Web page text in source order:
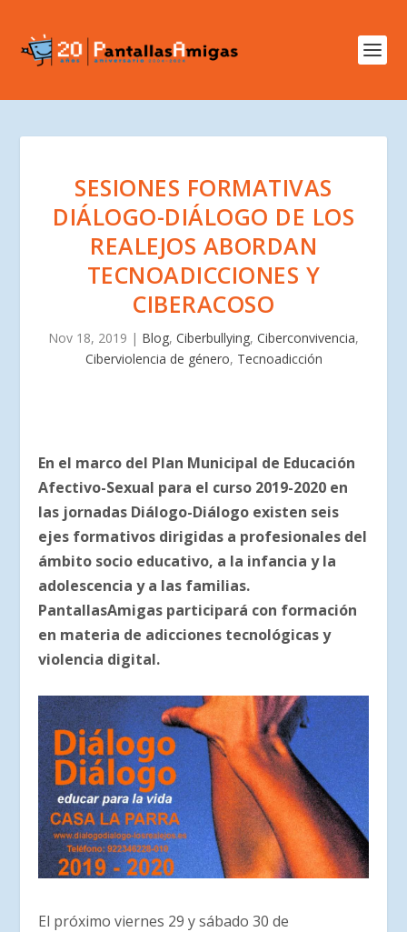
SESIONES FORMATIVAS
DIÁLOGO-DIÁLOGO DE LOS
REALEJOS ABORDAN
TECNOADICCIONES Y
CIBERACOSO
Nov 18, 2019 | Blog, Ciberbullying, Ciberconvivencia,
Ciberviolencia de género, Tecnoadicción
En el marco del Plan Municipal de Educación
Afectivo-Sexual para el curso 2019-2020 en
las jornadas Diálogo-Diálogo existen seis
ejes formativos dirigidas a profesionales del
ámbito socio educativo, a la infancia y la
adolescencia y a las familias.
PantallasAmigas participará con formación
en materia de adicciones tecnológicas y
violencia digital.
El próximo viernes 29 y sábado 30 de